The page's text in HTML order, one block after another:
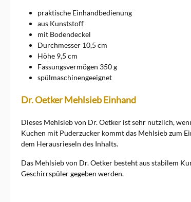
praktische Einhandbedienung
aus Kunststoff
mit Bodendeckel
Durchmesser 10,5 cm
Höhe 9,5 cm
Fassungsvermögen 350 g
spülmaschinengeeignet
Dr. Oetker Mehlsieb Einhand
Dieses Mehlsieb von Dr. Oetker ist sehr nützlich,
Kuchen mit Puderzucker kommt das Mehlsieb zum
dem Herausrieseln des Inhalts.
Das Mehlsieb von Dr. Oetker besteht aus stabilem
Geschirrspüler gegeben werden.